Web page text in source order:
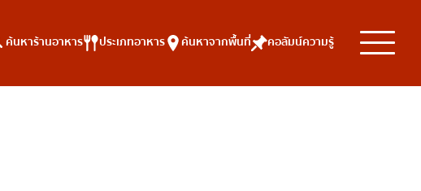
ค้นหาร้านอาหาร ประเภทอาหาร ค้นหาจากพื้นที่ คอลัมน์ความรู้